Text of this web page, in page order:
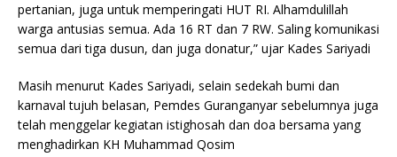
pertanian, juga untuk memperingati HUT RI. Alhamdulillah
warga antusias semua. Ada 16 RT dan 7 RW. Saling komunikasi
semua dari tiga dusun, dan juga donatur,” ujar Kades Sariyadi
Masih menurut Kades Sariyadi, selain sedekah bumi dan
karnaval tujuh belasan, Pemdes Guranganyar sebelumnya juga
telah menggelar kegiatan istighosah dan doa bersama yang
menghadirkan KH Muhammad Qosim